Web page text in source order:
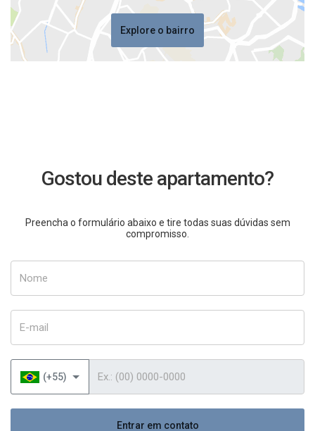
Explore o bairro
Gostou deste apartamento?
Preencha o formulário abaixo e tire todas suas dúvidas sem
compromisso.
(+55)
Entrar em contato